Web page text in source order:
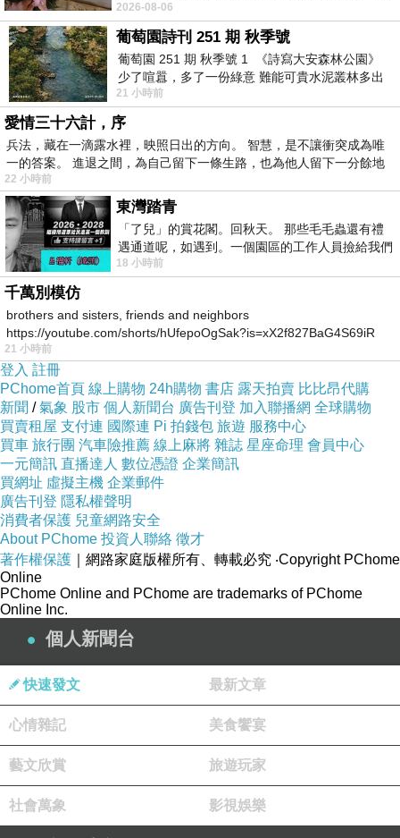
－DATE：2019-09-04
－MEMBER： 糖、瑄、如。
下班小確幸，與單身小姐姐的小聚會第三發
（超過三以上的數字就會開始隨著年齡增長而有
所遺忘..）
第三發是來到東門市場，
說到這邊～網路上大家都說很好找，結果三個小
笨蛋繞了半天不知道在哪邊，
後來才發現因為我們進入的方向不一樣，
所以這邊就紀錄一下從中央路怎麼找到店家啦！
接近的不要說對象 連朋友都超
2026-08-06
葡萄園詩刊 251 期 秋季號
葡萄園 251 期 秋季號 1 《詩寫大安森林公園》
少了喧囂，多了一份綠意 難能可貴水泥叢林多出
一
21 小時前
愛情三十六計，序
兵法，藏在一滴露水裡，映照日出的方向。 智慧，是不讓衝突成為唯
一的答案。 進退之間，為自己留下一條生路，也為他人留下一分餘地
22 小時前
東灣踏青
「了兒」的賞花閣。回秋天。 那些毛毛蟲還有禮
遇通道呢，如遇到。一個園區的工作人員撿給我們
細賞。
18 小時前
千萬別模仿
brothers and sisters, friends and neighbors
https://youtube.com/shorts/hUfepoOgSak?is=xX2f827BaG4S69iR
https
21 小時前
登入 註冊
PChome首頁 線上購物 24h購物 書店 露天拍賣 比比昂代購
新聞 /氣象 股市 個人新聞台 廣告刊登 加入聯播網 全球購物
買賣租屋 支付連 國際連 Pi 拍錢包 旅遊 服務中心
買車 旅行團 汽車險推薦 線上麻將 雜誌 星座命理 會員中心
一元簡訊 直播達人 數位憑證 企業簡訊
買網址 虛擬主機 企業郵件
廣告刊登 隱私權聲明
消費者保護 兒童網路安全
About PChome 投資人聯絡 徵才
著作權保護 ｜網路家庭版權所有、轉載必究 ‧Copyright PChome
Online
PChome Online and PChome are trademarks of PChome
Online Inc.
個人新聞台
快速發文 最新文章
心情雜記 美食饗宴
藝文欣賞 旅遊玩家
社會萬象 影視娛樂